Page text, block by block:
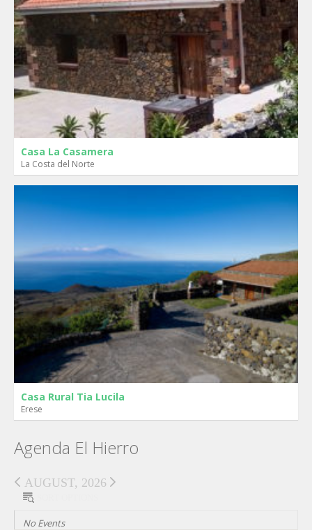
Casa La Casamera
La Costa del Norte
Casa Rural Tia Lucila
Erese
Agenda El Hierro
AUGUST, 2026
No Events